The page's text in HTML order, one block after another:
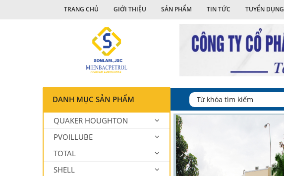
TRANG CHỦ GIỚI THIỆU SẢN PHẨM TIN TỨC TUYỂN DỤNG
DANH MỤC SẢN PHẨM
QUAKER HOUGHTON
PVOILLUBE
TOTAL
SHELL